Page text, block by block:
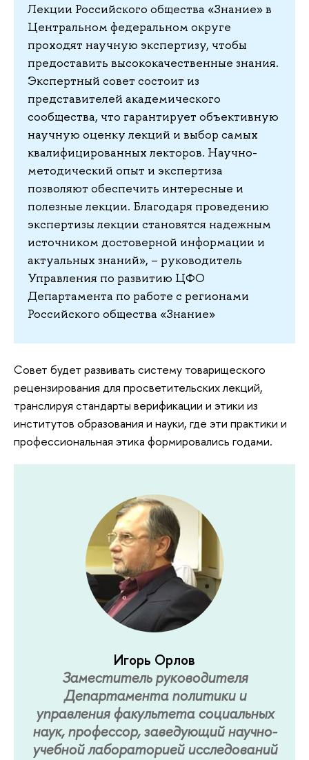
Лекции Российского общества «Знание» в
Центральном федеральном округе
проходят научную экспертизу, чтобы
предоставить высококачественные знания.
Экспертный совет состоит из
представителей академического
сообщества, что гарантирует объективную
научную оценку лекций и выбор самых
квалифицированных лекторов. Научно-
методический опыт и экспертиза
позволяют обеспечить интересные и
полезные лекции. Благодаря проведению
экспертизы лекции становятся надежным
источником достоверной информации и
актуальных знаний», – руководитель
Управления по развитию ЦФО
Департамента по работе с регионами
Российского общества «Знание»
Совет будет развивать систему товарищеского
рецензирования для просветительских лекций,
транслируя стандарты верификации и этики из
институтов образования и науки, где эти практики и
профессиональная этика формировались годами.
Игорь Орлов
Заместитель руководителя
Департамента политики и
управления факультета социальных
наук, профессор, заведующий научно-
учебной лабораторией исследований